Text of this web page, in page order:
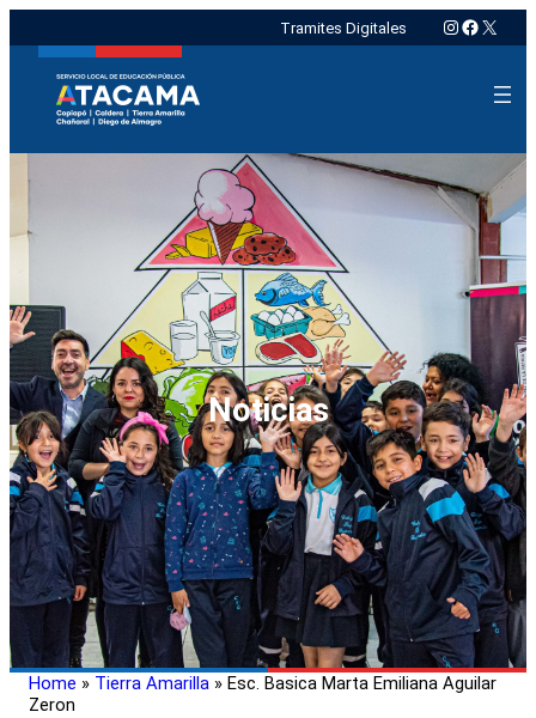
Tramites Digitales Instagram
X
Noticias
Home » Tierra Amarilla » Esc. Basica Marta Emiliana Aguilar
Zeron